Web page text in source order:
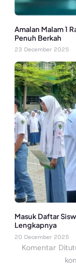
Amalan Malam 1
Penuh Berkah
23 December 2025
Masuk Daftar
Lengkapnya
20 December 2025
Komentar